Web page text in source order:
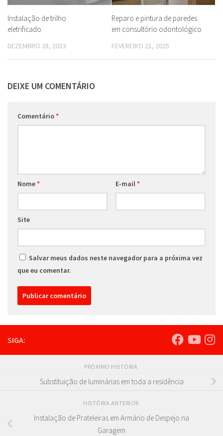
Instalação de trilho
eletrificado.
DEZEMBRO 28, 2023
Reparo e pintura de paredes
em consultório odontológico
FEVEREIRO 21, 2025
DEIXE UM COMENTÁRIO
Comentário*
Nome* E-mail *
Site
Salvar meus dados neste navegador para a próxima vez
que eu comentar.
SIGA:
PRÓXIMO HISTÓRIA
Substituição de luminárias em toda a residência
HISTÓRIA ANTERIOR
Instalação de Prateleiras em Armário de Despejo na
Garagem